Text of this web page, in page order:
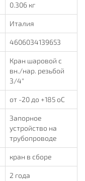
0.306 кг
Италия
4606034139653
Кран шаровой с
вн./нар. резьбой
3/4"
от -20 до +185 oC
Запорное
устройство на
трубопроводе
кран в сборе
2 года